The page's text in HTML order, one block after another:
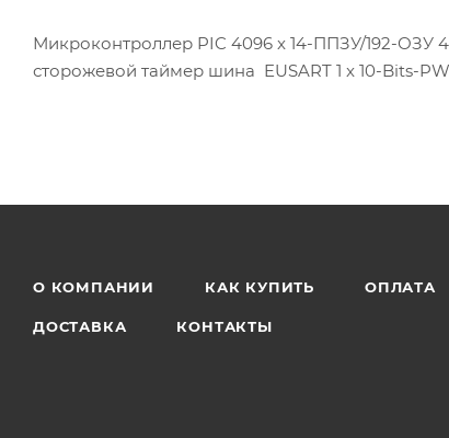
Микроконтроллер PIC 4096 x 14-ППЗУ/192-ОЗУ
сторожевой таймер шина EUSART 1 x 10-Bits-
О КОМПАНИИ КАК КУПИТЬ ОПЛАТА
ДОСТАВКА КОНТАКТЫ